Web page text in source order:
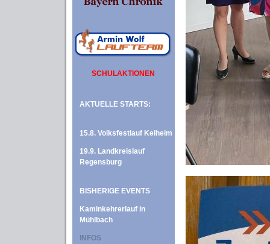
SCHULAKTIONEN
AKTUELLE STARTS:
15.8. Volksfestlauf Kelheim
19.9. Landkreislauf
Regensburg
BISHERIGE EVENTS
Kaminkehrerlauf in
Mühlbach
INFOS